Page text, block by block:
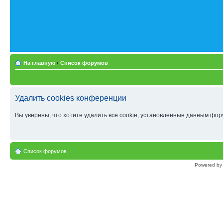
На главную ‹ Список форумов
Удалить cookies конференции
Вы уверены, что хотите удалить все cookie, установленные данным
Список форумов
Powered by